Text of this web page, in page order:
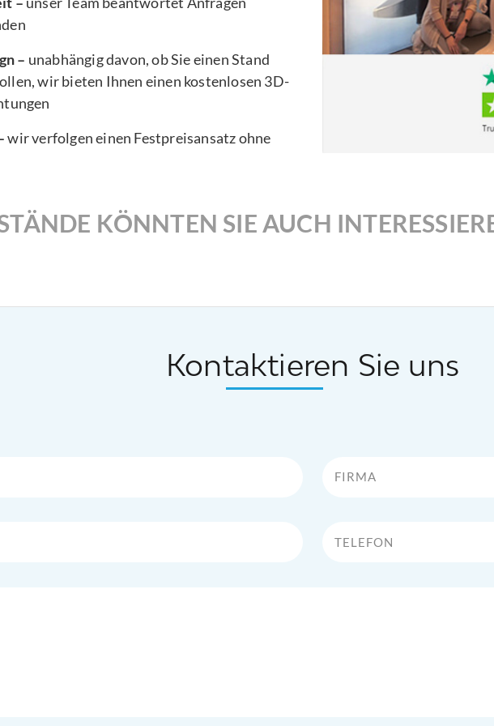
– unabhängig davon, ob Sie einen Stand
wir bieten Ihnen einen kostenlosen 3D-
wir verfolgen einen Festpreisansatz ohne
KÖNNTEN SIE AUCH
Kontaktieren Sie uns